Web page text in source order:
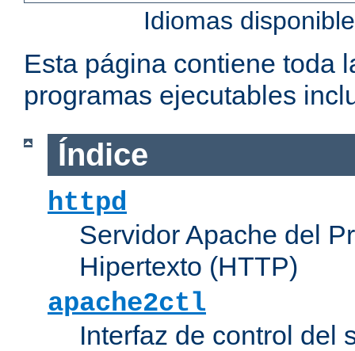
Idiomas
Esta página contiene toda
programas ejecutables
Índice
httpd
Servidor Apache del
Hipertexto (HTTP)
apache2ctl
Interfaz de control del